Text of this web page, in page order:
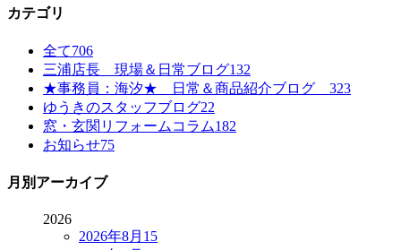
カテゴリ
全て706
三浦店長 現場＆日常ブログ132
★事務員：海汐★ 日常＆商品紹介ブログ 323
ゆうきのスタッフブログ22
窓・玄関リフォームコラム182
お知らせ75
月別アーカイブ
2026
2026年8月 15